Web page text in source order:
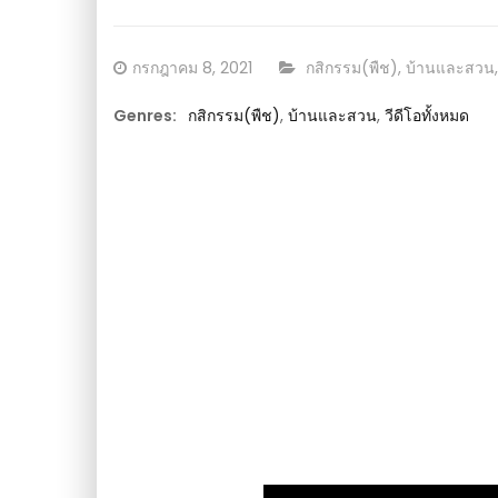
Posted
กรกฎาคม 8, 2021 CATEGORY:
กสิกรรม(พืช), บ้านและสวน,
Genres: กสิกรรม(พืช), บ้านและสวน, วีดีโอทั้งหมด